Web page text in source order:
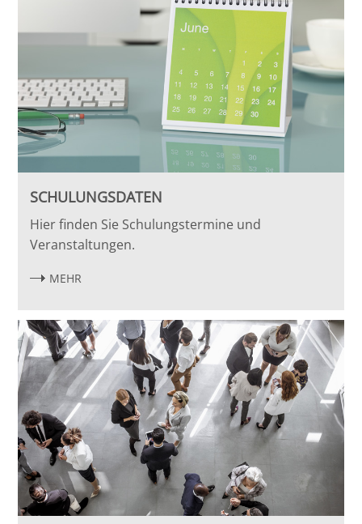
SCHULUNGSDATEN
Hier finden Sie Schulungstermine und
Veranstaltungen.
MEHR